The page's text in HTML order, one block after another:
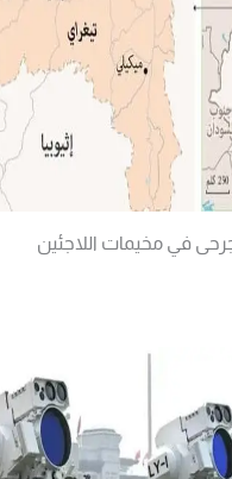
في مخيمات اللاجئين